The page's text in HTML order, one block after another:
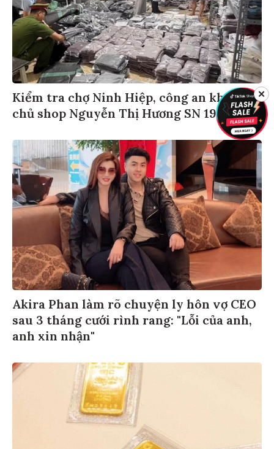
Kiểm tra chợ Ninh Hiệp, công an khởi tố
chủ shop Nguyễn Thị Hương SN 1985
Akira Phan làm rõ chuyện ly hôn vợ CEO
sau 3 tháng cưới rình rang: "Lỗi của anh,
anh xin nhận"
✕